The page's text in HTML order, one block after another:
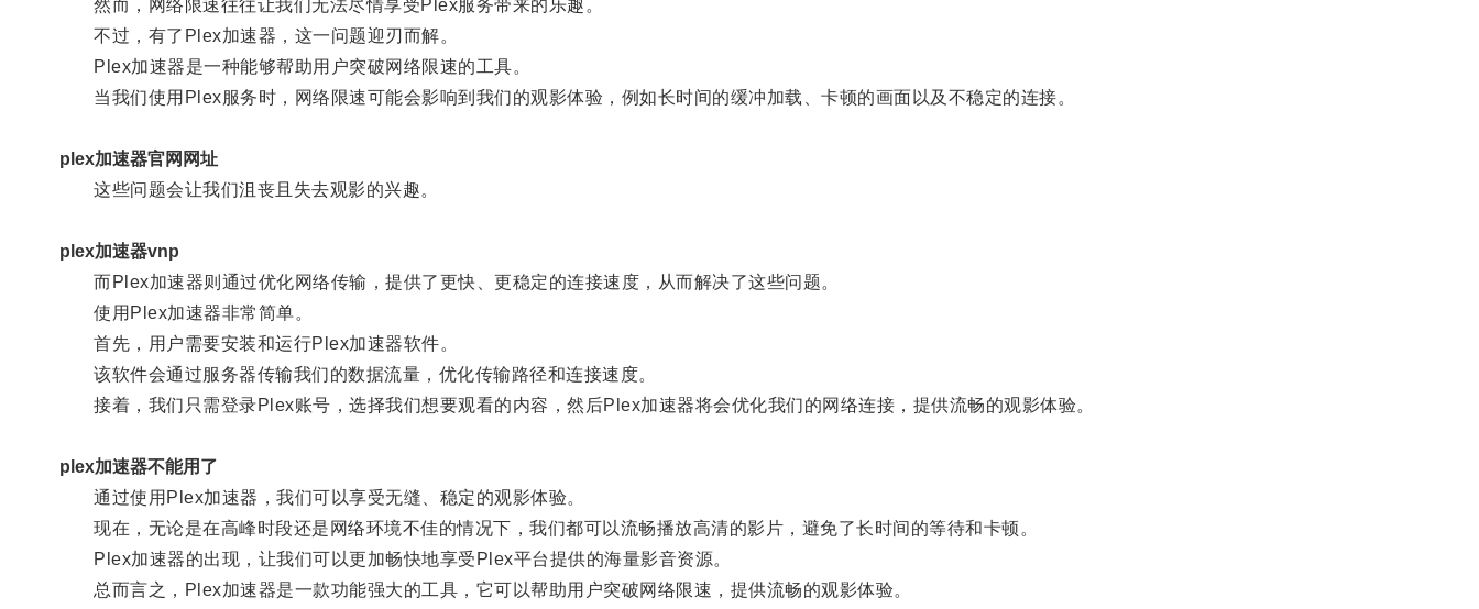
然而，网络限速往往让我们无法尽情享受Plex服务带来的乐趣。
不过，有了Plex加速器，这一问题迎刃而解。
Plex加速器是一种能够帮助用户突破网络限速的工具。
当我们使用Plex服务时，网络限速可能会影响到我们的观影体验，例如长时间的缓冲加载、卡顿的画面以及不稳定的连接。
plex加速器官网网址
这些问题会让我们沮丧且失去观影的兴趣。
plex加速器vnp
而Plex加速器则通过优化网络传输，提供了更快、更稳定的连接速度，从而解决了这些问题。
使用Plex加速器非常简单。
首先，用户需要安装和运行Plex加速器软件。
该软件会通过服务器传输我们的数据流量，优化传输路径和连接速度。
接着，我们只需登录Plex账号，选择我们想要观看的内容，然后Plex加速器将会优化我们的网络连接，提供流畅的观影体验。
plex加速器不能用了
通过使用Plex加速器，我们可以享受无缝、稳定的观影体验。
现在，无论是在高峰时段还是网络环境不佳的情况下，我们都可以流畅播放高清的影片，避免了长时间的等待和卡顿。
Plex加速器的出现，让我们可以更加畅快地享受Plex平台提供的海量影音资源。
总而言之，Plex加速器是一款功能强大的工具，它可以帮助用户突破网络限速，提供流畅的观影体验。